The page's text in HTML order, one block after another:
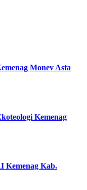
Monev Asta
Kemenag
Kemenag Kab.